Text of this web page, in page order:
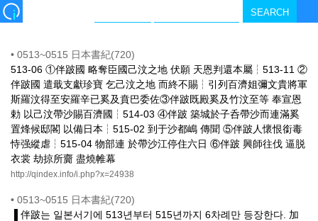
• 0513~0515 日本書紀(720)
513-06 ①伴跛國 略奪臣國己汶之地 伏願 天恩判還本屬┆513-11 ②
伴跛國 遣戢支獻珍寶 乞己汶之地 而終不賜┆引列百濟姐彌文貴將軍
斯羅汶得至安羅辛已奚及賁巴委佐③伴跛既殿奚及竹汶至等 奉宣恩
勅 以己汶帶沙賜百濟國┆514-03 ④伴跛 築城於子呑帶沙而連滿奚
置烽候邸閣 以備日本┆515-02 到于沙都嶋 傳聞 ⑤伴跛人懷恨銜毒
恃强縱虐┆515-04 物部連 於帶沙江停住六日 ⑥伴跛 興師往伐 逼脱
衣裳 劫掠所齎 盡燒帷幕
http://qindex.info/i.php?x=24938
• 0513~0515 日本書紀(720)
▐ 伴跛는 일본서기에 513년부터 515년까지 6차례만 등장한다. 加